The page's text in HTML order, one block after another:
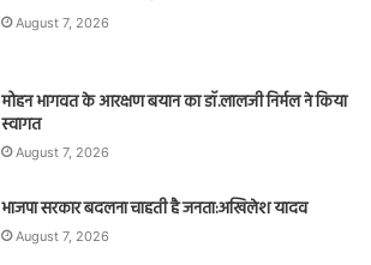
August 7, 2026
मोहन भागवत के आरक्षण बयान का डॉ.लालजी निर्मल ने किया
स्वागत
August 7, 2026
भाजपा सरकार बदलना चाहती है जनता:अखिलेश यादव
August 7, 2026